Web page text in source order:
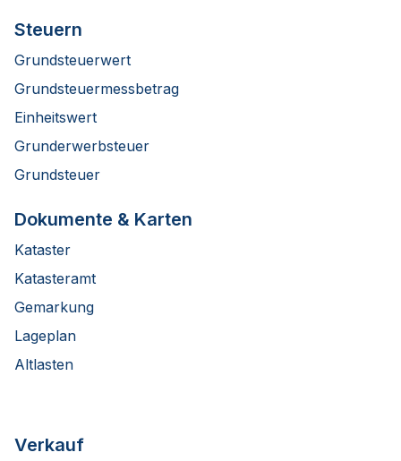
Steuern
Grundsteuerwert
Grundsteuermessbetrag
Einheitswert
Grunderwerbsteuer
Grundsteuer
Dokumente & Karten
Kataster
Katasteramt
Gemarkung
Lageplan
Altlasten
Verkauf